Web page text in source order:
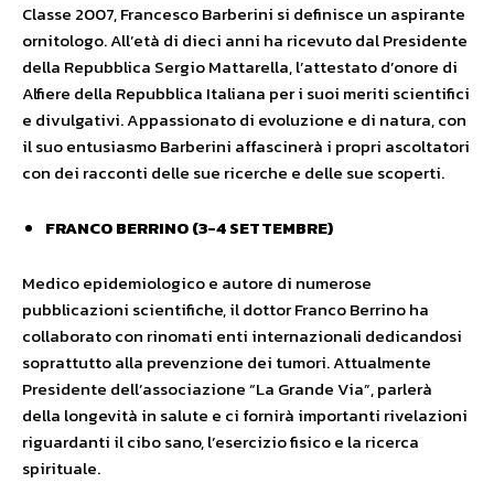
Classe 2007, Francesco Barberini si definisce un aspirante
ornitologo. All’età di dieci anni ha ricevuto dal Presidente
della Repubblica Sergio Mattarella, l’attestato d’onore di
Alfiere della Repubblica Italiana per i suoi meriti scientifici
e divulgativi. Appassionato di evoluzione e di natura, con
il suo entusiasmo Barberini affascinerà i propri ascoltatori
con dei racconti delle sue ricerche e delle sue scoperti.
FRANCO BERRINO (3-4 SETTEMBRE)
Medico epidemiologico e autore di numerose
pubblicazioni scientifiche, il dottor Franco Berrino ha
collaborato con rinomati enti internazionali dedicandosi
soprattutto alla prevenzione dei tumori. Attualmente
Presidente dell’associazione “La Grande Via”, parlerà
della longevità in salute e ci fornirà importanti rivelazioni
riguardanti il cibo sano, l’esercizio fisico e la ricerca
spirituale.